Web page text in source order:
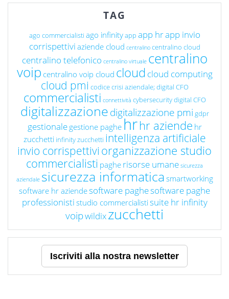
TAG
ago commercialisti ago infinityapp app hrapp invio
corrispettivi aziende cloud centralino centralino cloud
centralino telefonico centralino virtuale centralino
voip centralino voip cloud cloud cloud computing
cloud pmi codice crisi aziendale; digital CFO
commercialisti connettività cybersecuritydigital CFO
digitalizzazionedigitalizzazione pmi gdpr
gestionale gestione paghe hrhr aziende hr
zucchetti infinity zucchetti intelligenza artificiale
invio corrispettivi organizzazione studio
commercialisti paghe risorse umane sicurezza
aziendale sicurezza informatica smartworking
software hr aziendesoftware paghesoftware paghe
professionisti studio commercialisti suite hr infinity
voipwildixzucchetti
Iscriviti alla nostra newsletter